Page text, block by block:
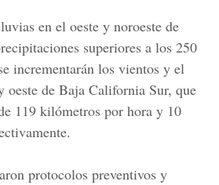
en el oeste y noroeste de
superiores a los 250
incrementarán los vientos y el
oeste de Baja California Sur, que
119 kilómetros por hora y 10
protocolos preventivos y